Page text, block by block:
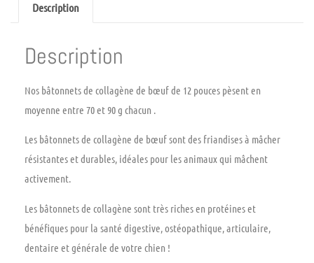
Description
Description
Nos bâtonnets de collagène de bœuf de 12 pouces pèsent en
moyenne entre 70 et 90 g chacun .
Les bâtonnets de collagène de bœuf sont des friandises à mâcher
résistantes et durables, idéales pour les animaux qui mâchent
activement.
Les bâtonnets de collagène sont très riches en protéines et
bénéfiques pour la santé digestive, ostéopathique, articulaire,
dentaire et générale de votre chien !